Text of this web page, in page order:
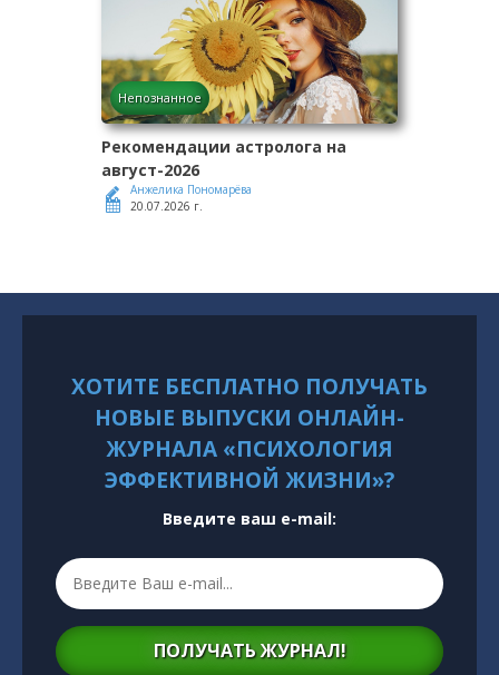
Непознанное
Рекомендации астролога на
август-2026
Анжелика Пономарёва
20.07.2026 г.
ХОТИТЕ БЕСПЛАТНО ПОЛУЧАТЬ
НОВЫЕ ВЫПУСКИ ОНЛАЙН-
ЖУРНАЛА «ПСИХОЛОГИЯ
ЭФФЕКТИВНОЙ ЖИЗНИ»?
Введите ваш e-mail:
ПОЛУЧАТЬ ЖУРНАЛ!